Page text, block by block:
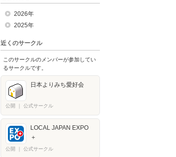
2026年
2025年
近くのサークル
このサークルのメンバーが参加してい
るサークルです。
日本よりみち愛好会
公開 公式サークル
LOCAL JAPAN EXPO
＋​
公開 公式サークル